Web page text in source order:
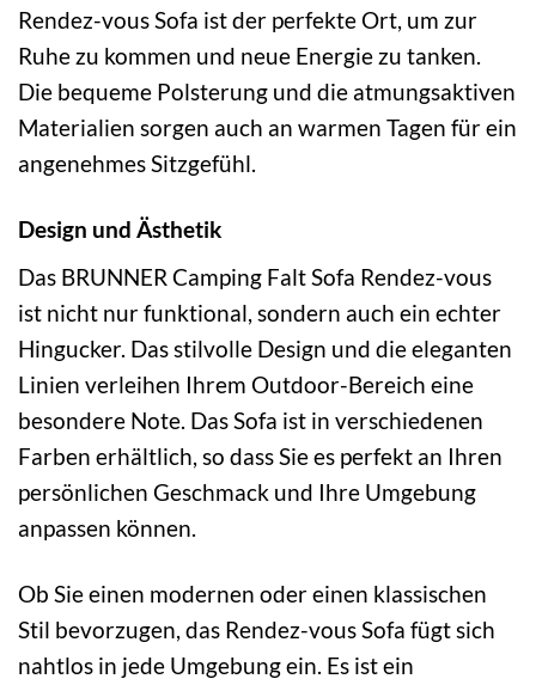
Rendez-vous Sofa ist der perfekte Ort, um zur
Ruhe zu kommen und neue Energie zu tanken.
Die bequeme Polsterung und die atmungsaktiven
Materialien sorgen auch an warmen Tagen für ein
angenehmes Sitzgefühl.
Design und Ästhetik
Das BRUNNER Camping Falt Sofa Rendez-vous
ist nicht nur funktional, sondern auch ein echter
Hingucker. Das stilvolle Design und die eleganten
Linien verleihen Ihrem Outdoor-Bereich eine
besondere Note. Das Sofa ist in verschiedenen
Farben erhältlich, so dass Sie es perfekt an Ihren
persönlichen Geschmack und Ihre Umgebung
anpassen können.
Ob Sie einen modernen oder einen klassischen
Stil bevorzugen, das Rendez-vous Sofa fügt sich
nahtlos in jede Umgebung ein. Es ist ein